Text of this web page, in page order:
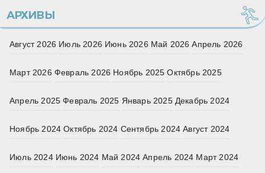
АРХИВЫ
Август 2026 Июль 2026 Июнь 2026 Май 2026 Апрель 2026
Март 2026 Февраль 2026 Ноябрь 2025 Октябрь 2025
Апрель 2025 Февраль 2025 Январь 2025 Декабрь 2024
Ноябрь 2024 Октябрь 2024 Сентябрь 2024 Август 2024
Июль 2024 Июнь 2024 Май 2024 Апрель 2024 Март 2024